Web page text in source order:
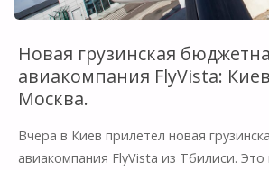
Новая грузинская
авиакомпания FlyVista:
Москва.
Вчера в Киев прилетел новая
авиакомпания FlyVista из Тбилиси. Это